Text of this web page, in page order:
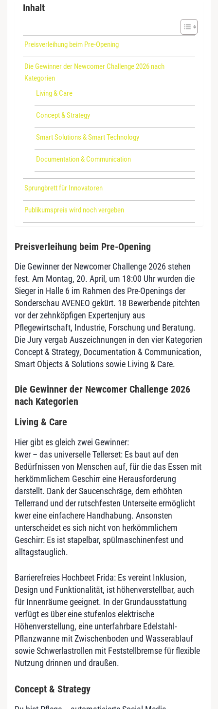
Inhalt
Preisverleihung beim Pre-Opening
Die Gewinner der Newcomer Challenge 2026 nach
Kategorien
Living & Care
Concept & Strategy
Smart Solutions & Smart Technology
Documentation & Communication
Sprungbrett für Innovatoren
Publikumspreis wird noch vergeben
Preisverleihung beim Pre-Opening
Die Gewinner der Newcomer Challenge 2026 stehen
fest. Am Montag, 20. April, um 18:00 Uhr wurden die
Sieger in Halle 6 im Rahmen des Pre-Openings der
Sonderschau AVENEO gekürt. 18 Bewerbende pitchten
vor der zehnköpfigen Expertenjury aus
Pflegewirtschaft, Industrie, Forschung und Beratung.
Die Jury vergab Auszeichnungen in den vier Kategorien
Concept & Strategy, Documentation & Communication,
Smart Objects & Solutions sowie Living & Care.
Die Gewinner der Newcomer Challenge 2026
nach Kategorien
Living & Care
Hier gibt es gleich zwei Gewinner:
kwer – das universelle Tellerset: Es baut auf den
Bedürfnissen von Menschen auf, für die das Essen mit
herkömmlichem Geschirr eine Herausforderung
darstellt. Dank der Saucenschräge, dem erhöhten
Tellerrand und der rutschfesten Unterseite ermöglicht
kwer eine einfachere Handhabung. Ansonsten
unterscheidet es sich nicht von herkömmlichem
Geschirr: Es ist stapelbar, spülmaschinenfest und
alltagstauglich.
Barrierefreies Hochbeet Frida: Es vereint Inklusion,
Design und Funktionalität, ist höhenverstellbar, auch
für Innenräume geeignet. In der Grundausstattung
verfügt es über eine stufenlos elektrische
Höhenverstellung, eine unterfahrbare Edelstahl-
Pflanzwanne mit Zwischenboden und Wasserablauf
sowie Schwerlastrollen mit Feststellbremse für flexible
Nutzung drinnen und draußen.
Concept & Strategy